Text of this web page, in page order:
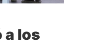
a los